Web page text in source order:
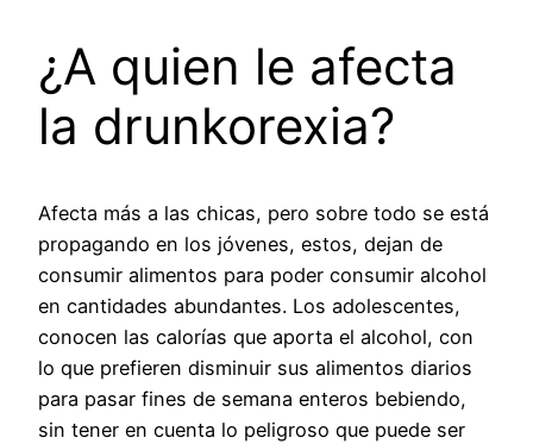
¿A quien le afecta
la drunkorexia?
Afecta más a las chicas, pero sobre todo se está
propagando en los jóvenes, estos, dejan de
consumir alimentos para poder consumir alcohol
en cantidades abundantes. Los adolescentes,
conocen las calorías que aporta el alcohol, con
lo que prefieren disminuir sus alimentos diarios
para pasar fines de semana enteros bebiendo,
sin tener en cuenta lo peligroso que puede ser